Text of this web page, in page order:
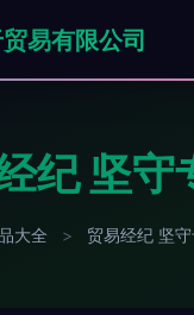
易有限公司
纪 坚守
大全 > 贸易经纪 坚